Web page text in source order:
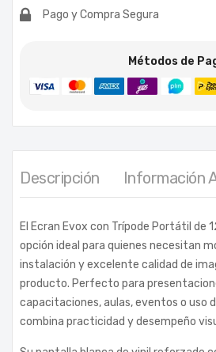
Pago y Compra Segura
Métodos de
Descripción Información
El Ecran Evox con Trípode Portátil de
opción ideal para quienes necesitan
instalación y excelente calidad de
producto. Perfecto para
capacitaciones, aulas, eventos o uso
combina practicidad y desempeño